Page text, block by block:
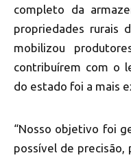
completo da
propriedades rurais
mobilizou
contribuírem com o
do estado foi a mais
“Nosso objetivo foi
possível de precisão,